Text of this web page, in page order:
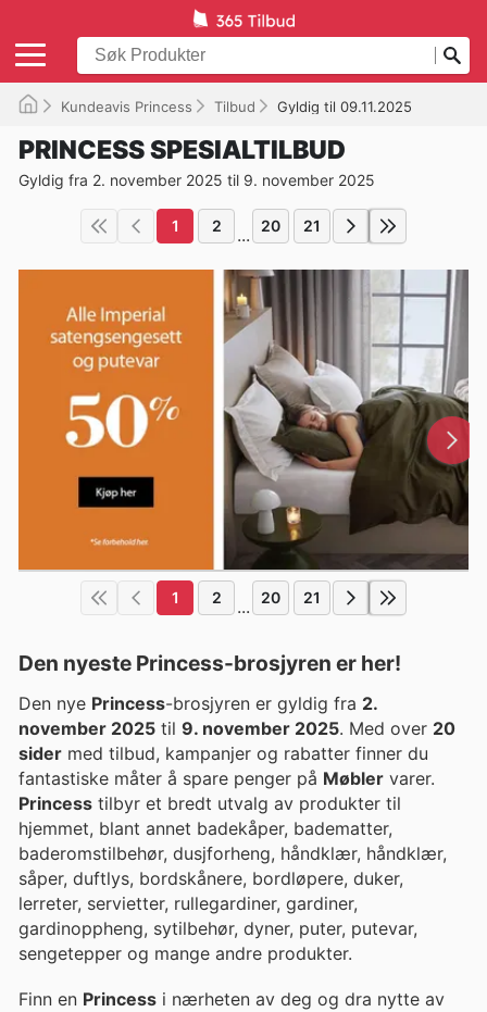
Kundeavis Princess Tilbud Gyldig til 09.11.2025
PRINCESS SPESIALTILBUD
Gyldig fra 2. november 2025 til 9. november 2025
1 2 ... 20 21
1 2 ... 20 21
Den nyeste Princess-brosjyren er her!
Den nye Princess-brosjyren er gyldig fra 2.
november 2025 til 9. november 2025. Med over 20
sider med tilbud, kampanjer og rabatter finner du
fantastiske måter å spare penger på Møbler varer.
Princess tilbyr et bredt utvalg av produkter til
hjemmet, blant annet badekåper, badematter,
baderomstilbehør, dusjforheng, håndklær, håndklær,
såper, duftlys, bordskånere, bordløpere, duker,
lerreter, servietter, rullegardiner, gardiner,
gardinoppheng, sytilbehør, dyner, puter, putevar,
sengetepper og mange andre produkter.
Finn en Princess i nærheten av deg og dra nytte av